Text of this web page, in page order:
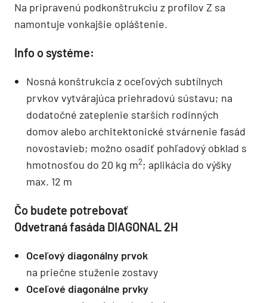
Na pripravenú podkonštrukciu z profilov Z sa
namontuje vonkajšie opláštenie.
Info o systéme:
Nosná konštrukcia z oceľových subtílnych
prvkov vytvárajúca priehradovú sústavu; na
dodatočné zateplenie starších rodinných
domov alebo architektonické stvárnenie fasád
novostavieb; možno osadiť pohľadový obklad s
hmotnosťou do 20 kg m2; aplikácia do výšky
max. 12 m
Čo budete potrebovať
Odvetraná fasáda DIAGONAL 2H
Oceľový diagonálny prvok
na priečne stuženie zostavy
Oceľové diagonálne prvky